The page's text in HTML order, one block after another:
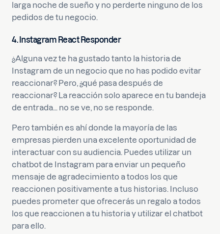
larga noche de sueño y no perderte ninguno de los
pedidos de tu negocio.
4. Instagram React Responder
¿Alguna vez te ha gustado tanto la historia de
Instagram de un negocio que no has podido evitar
reaccionar? Pero, ¿qué pasa después de
reaccionar? La reacción solo aparece en tu bandeja
de entrada... no se ve, no se responde.
Pero también es ahí donde la mayoría de las
empresas pierden una excelente oportunidad de
interactuar con su audiencia. Puedes utilizar un
chatbot de Instagram para enviar un pequeño
mensaje de agradecimiento a todos los que
reaccionen positivamente a tus historias. Incluso
puedes prometer que ofrecerás un regalo a todos
los que reaccionen a tu historia y utilizar el chatbot
para ello.